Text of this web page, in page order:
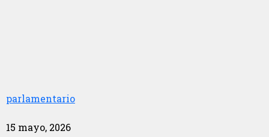
parlamentario
15 mayo, 2026